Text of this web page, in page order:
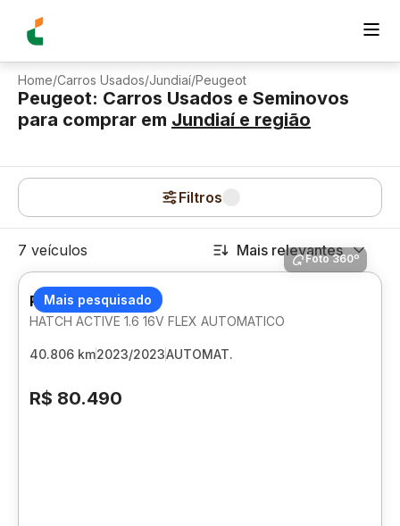
Home/Carros Usados/Jundiaí/Peugeot
Peugeot: Carros Usados e Seminovos
para comprar em Jundiaíe região
Filtros
7 veículos Mais relevantes
Mais pesquisado
Foto 360º
PEUGEOT 208
HATCH ACTIVE 1.6 16V FLEX AUTOMATICO
40.806 km2023/2023AUTOMAT.
R$ 80.490